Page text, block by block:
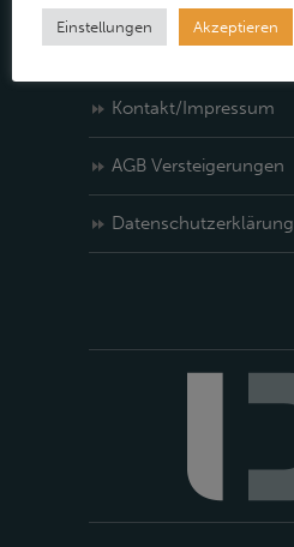
Kontakt/Impressum
AGB Versteigerungen
Datenschutzerklärung
Einstellungen Akzeptieren